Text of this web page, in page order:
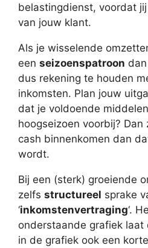
belastingdienst, voordat
van jouw klant.
Als je wisselende
een seizoenspatroon
dus rekening te houden
inkomsten. Plan jouw
dat je voldoende
hoogseizoen voorbij?
cash binnenkomen dan
wordt.
Bij een (sterk) groeiende
zelfs structureel sprake
‘inkomstenvertraging‘.
onderstaande grafiek
in de grafiek ook een